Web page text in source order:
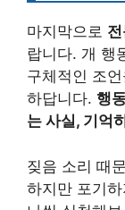
마지막으로
랍니다. 개 행
구체적인 조
하답니다. 행
는 사실, 기억
짖음 소리 때
하지만 포기